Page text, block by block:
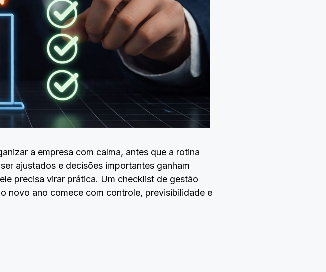
a empresa com calma, antes que a rotina
ajustados e decisões importantes ganham
precisa virar prática. Um checklist de gestão
novo ano comece com controle, previsibilidade e